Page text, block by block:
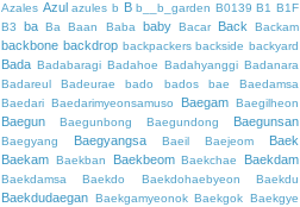
Azales Azul azules b B b__b_garden B0139 B1 B1F
B3
ba Ba Baan Baba baby Bacar Back Backam
backbone backdrop backpackers backside backyard
Bada Badabaragi Badahoe Badahyanggi Badanara
Badareul
Badeurae bado bados bae
Baedamsa
Baedari Baedarimyeonsamuso Baegam Baegilheon
Baegun Baegunbong Baegundong Baegunsan
Baegyang Baegyangsa Baeil Baejeom
Baek
Baekam Baekban Baekbeom Baekchae Baekdam
Baekdamsa Baekdo Baekdohaebyeon Baekdu
Baekdudaegan Baekgamyeonok Baekgok Baekgye